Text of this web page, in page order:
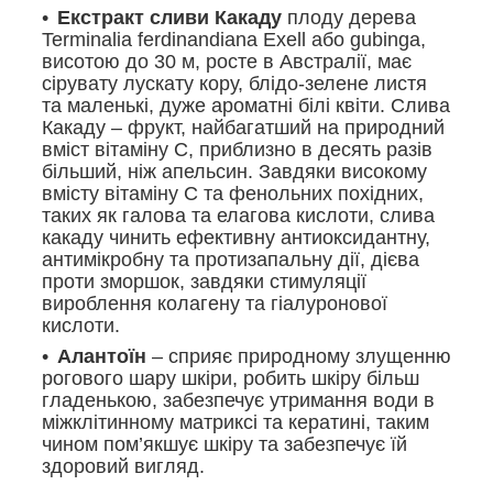
Екстракт сливи Какаду плоду дерева
Terminalia ferdinandiana Exell або gubinga,
висотою до 30 м, росте в Австралії, має
сірувату лускату кору, блідо-зелене листя
та маленькі, дуже ароматні білі квіти. Слива
Какаду – фрукт, найбагатший на природний
вміст вітаміну С, приблизно в десять разів
більший, ніж апельсин. Завдяки високому
вмісту вітаміну С та фенольних похідних,
таких як галова та елагова кислоти, слива
какаду чинить ефективну антиоксидантну,
антимікробну та протизапальну дії, дієва
проти зморшок, завдяки стимуляції
вироблення колагену та гіалуронової
кислоти.
Алантоїн – сприяє природному злущенню
рогового шару шкіри, робить шкіру більш
гладенькою, забезпечує утримання води в
міжклітинному матриксі та кератині, таким
чином пом’якшує шкіру та забезпечує їй
здоровий вигляд.